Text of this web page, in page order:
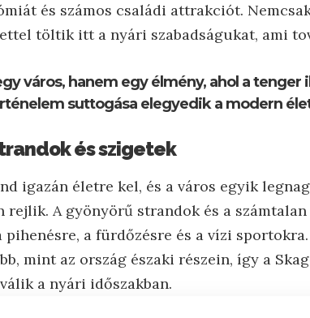
és számos családi attrakciót.
töltik itt a nyári szabadságukat, ami
város, hanem egy élmény, ahol a tenger
suttogása elegyedik a modern
és szigetek
igazán életre kel, és a város egyik
rejlik. A gyönyörű strandok és a
a fürdőzésre és a vízi
mint az ország északi részein, így a
a nyári időszakban.